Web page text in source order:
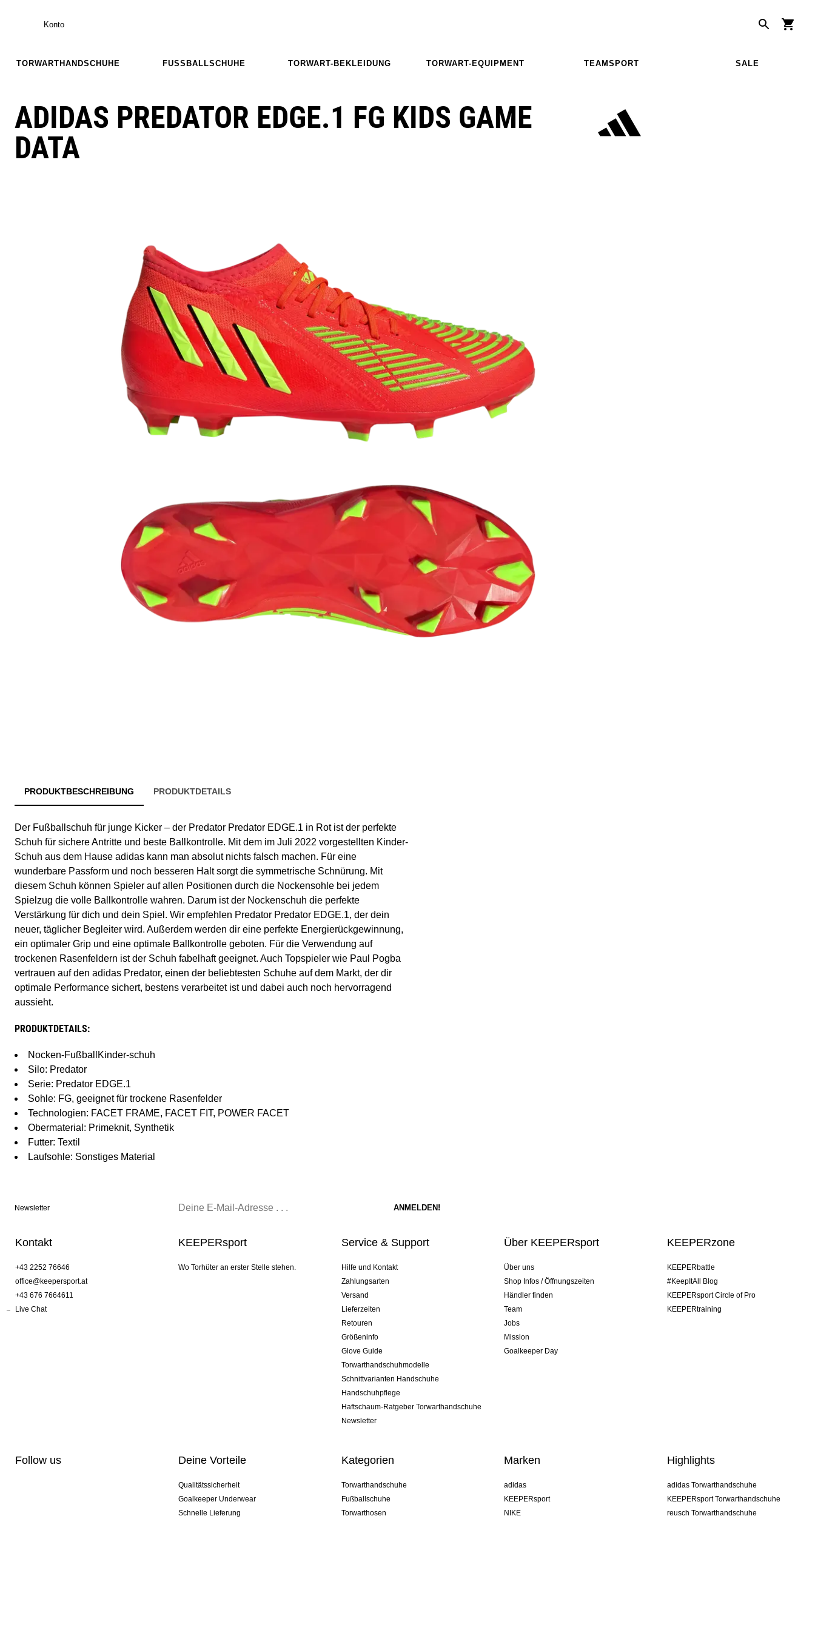
Konto
TORWARTHANDSCHUHE FUSSBALLSCHUHE TORWART-BEKLEIDUNG TORWART-EQUIPMENT TEAMSPORT SALE
ADIDAS PREDATOR EDGE.1 FG KIDS GAME
DATA
PRODUKTBESCHREIBUNG PRODUKTDETAILS
Der Fußballschuh für junge Kicker – der Predator Predator EDGE.1 in Rot ist der perfekte
Schuh für sichere Antritte und beste Ballkontrolle. Mit dem im Juli 2022 vorgestellten Kinder-
Schuh aus dem Hause adidas kann man absolut nichts falsch machen. Für eine
wunderbare Passform und noch besseren Halt sorgt die symmetrische Schnürung. Mit
diesem Schuh können Spieler auf allen Positionen durch die Nockensohle bei jedem
Spielzug die volle Ballkontrolle wahren. Darum ist der Nockenschuh die perfekte
Verstärkung für dich und dein Spiel. Wir empfehlen Predator Predator EDGE.1, der dein
neuer, täglicher Begleiter wird. Außerdem werden dir eine perfekte Energierückgewinnung,
ein optimaler Grip und eine optimale Ballkontrolle geboten. Für die Verwendung auf
trockenen Rasenfeldern ist der Schuh fabelhaft geeignet. Auch Topspieler wie Paul Pogba
vertrauen auf den adidas Predator, einen der beliebtesten Schuhe auf dem Markt, der dir
optimale Performance sichert, bestens verarbeitet ist und dabei auch noch hervorragend
aussieht.
PRODUKTDETAILS:
Nocken-FußballKinder-schuh
Silo: Predator
Serie: Predator EDGE.1
Sohle: FG, geeignet für trockene Rasenfelder
Technologien: FACET FRAME, FACET FIT, POWER FACET
Obermaterial: Primeknit, Synthetik
Futter: Textil
Laufsohle: Sonstiges Material
Newsletter
Kontakt
+43 2252 76646
office@keepersport.at
+43 676 7664611
Live Chat
KEEPERsport
Wo Torhüter an erster Stelle stehen.
Service & Support
Hilfe und Kontakt
Zahlungsarten
Versand
Lieferzeiten
Retouren
Größeninfo
Glove Guide
Torwarthandschuhmodelle
Schnittvarianten Handschuhe
Handschuhpflege
Haftschaum-Ratgeber Torwarthandschuhe
Newsletter
Über KEEPERsport
Über uns
Shop Infos / Öffnungszeiten
Händler finden
Team
Jobs
Mission
Goalkeeper Day
KEEPERzone
KEEPERbattle
#KeepItAll Blog
KEEPERsport Circle of Pro
KEEPERtraining
Follow us Deine Vorteile
Qualitätssicherheit
Goalkeeper Underwear
Schnelle Lieferung
Kategorien
Torwarthandschuhe
Fußballschuhe
Torwarthosen
Marken
adidas
KEEPERsport
NIKE
Highlights
adidas Torwarthandschuhe
KEEPERsport Torwarthandschuhe
reusch Torwarthandschuhe